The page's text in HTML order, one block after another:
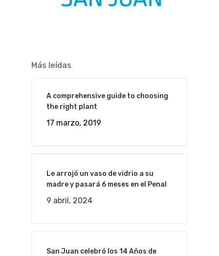
Más leídas
A comprehensive guide to choosing
the right plant
17 marzo, 2019
Le arrojó un vaso de vidrio a su
madre y pasará 6 meses en el Penal
9 abril, 2024
San Juan celebró los 14 Años de